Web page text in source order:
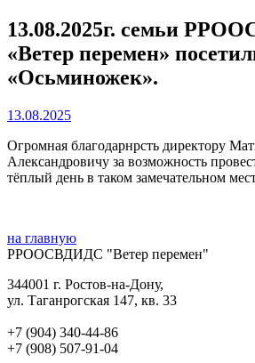
13.08.2025г. семьи
«Ветер перемен»
«Осьминожек».
13.08.2025
Огромная благодарнрсть директору
Александровичу за возможность
тëплый день в таком замечательном
на главную
РРООСВДИДС "Ветер перемен"
344001 г. Ростов-на-Дону,
ул. Таганрогская 147, кв. 33‍
+7 (904) 340-44-86
+7 (908) 507-91-04‍